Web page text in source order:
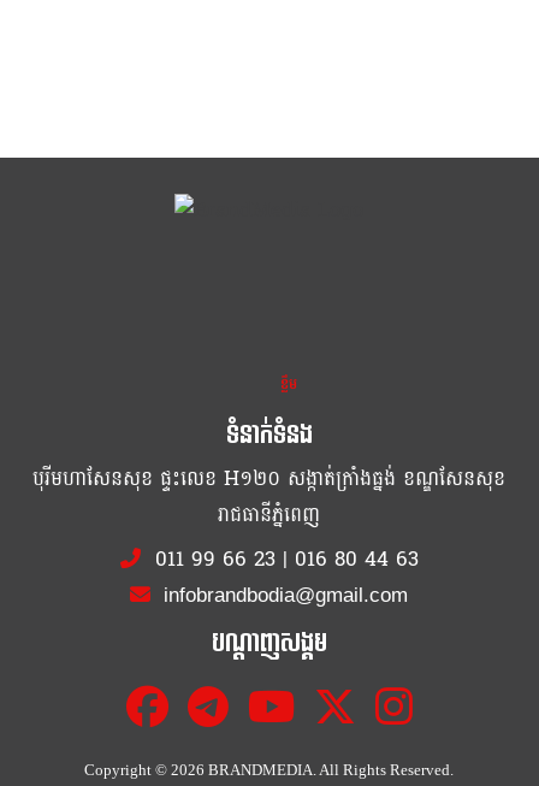
ខ្លឹម ខ្លី រហ័ស
ទំនាក់ទំនង
បុរីមហាសែនសុខ ផ្ទះលេខ H១២០ សង្កាត់ក្រាំងធ្នង់ ខណ្ឌសែនសុខ
រាជធានីភ្នំពេញ
011 99 66 23| 016 80 44 63
infobrandbodia@gmail.com
បណ្ដាញសង្គម
Copyright ©2026 BRANDMEDIA. All Rights Reserved.